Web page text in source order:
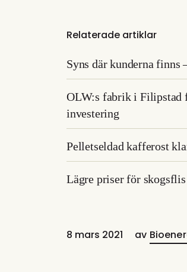
Relaterade artiklar
Syns där kunderna finns
OLW:s fabrik i Filipstad
investering
Pelletseldad kafferost
Lägre priser för
8 mars 2021 av